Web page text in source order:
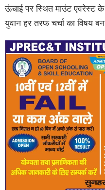
ऊंचाई पर स्थित माउंट एवरेस्ट
युवान हर तरफ चर्चा का विषय